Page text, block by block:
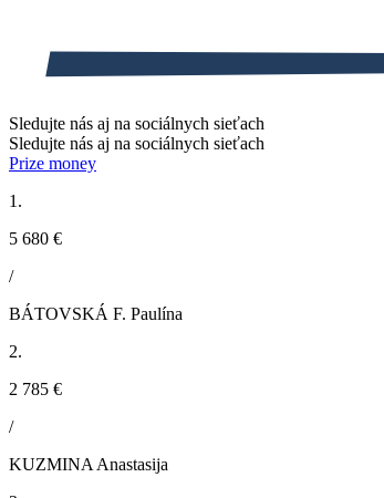
Sledujte nás aj na sociálnych sieťach
Sledujte nás aj na sociálnych sieťach
Prize money
1.
5 680 €
/
BÁTOVSKÁ F. Paulína
2.
2 785 €
/
KUZMINA Anastasija